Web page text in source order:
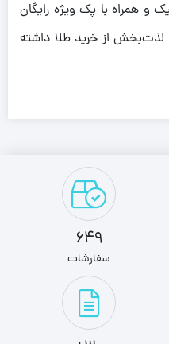
همراه با پک ویژه رایگان
لذت‌بخش از خرید طلا داشته
649
سفارشات